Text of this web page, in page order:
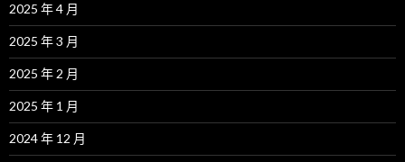
2025 年 4 月
2025 年 3 月
2025 年 2 月
2025 年 1 月
2024 年 12 月